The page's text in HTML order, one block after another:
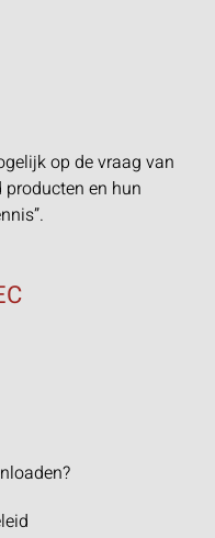
op de vraag van
en hun